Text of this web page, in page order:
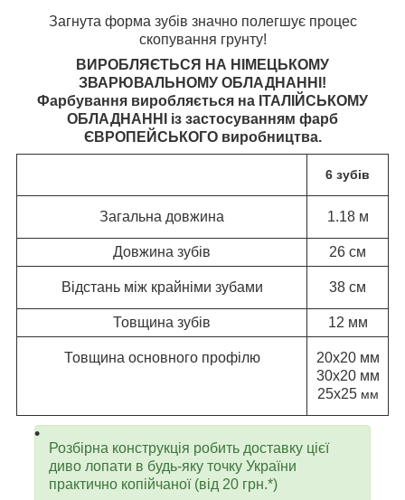
Загнута форма зубів значно полегшує процес
скопування грунту!
ВИРОБЛЯЄТЬСЯ НА НІМЕЦЬКОМУ
ЗВАРЮВАЛЬНОМУ ОБЛАДНАННІ!
Фарбування виробляється на ІТАЛІЙСЬКОМУ
ОБЛАДНАННІ із застосуванням фарб
ЄВРОПЕЙСЬКОГО виробництва.
6 зубів
Загальна довжина 1.18 м
Довжина зубів 26 см
Відстань між крайніми зубами 38 см
Товщина зубів 12 мм
Товщина основного профілю
20х20 мм
30х20 мм
25х25мм
Розбірна конструкція робить доставку цієї
диво лопати в будь-яку точку України
практично копійчаної (від 20 грн.*)